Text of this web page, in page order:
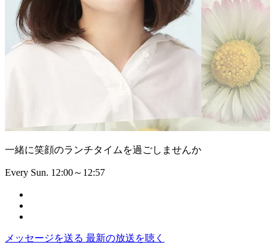
一緒に笑顔のランチタイムを過ごしませんか
Every Sun. 12:00～12:57
メッセージを送る 最新の放送を聴く